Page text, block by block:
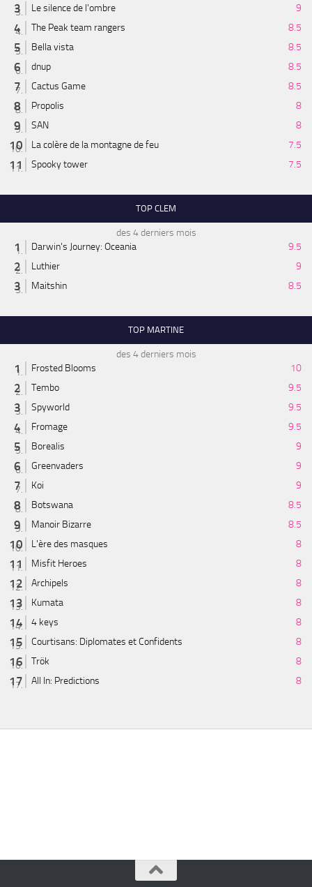
Le silence de l'ombre
9
The Peak team rangers
8.5
Bella vista
8.5
dnup
8.5
Cactus Game
8.5
Propolis
8
SAN
8
La colère de la montagne de feu
7.5
Spooky tower
7.5
TOP CLEM
des 4 derniers mois
Darwin's Journey: Oceania
9.5
Luthier
9
Maitshin
8.5
TOP MARTINE
des 4 derniers mois
Frosted Blooms
10
Tembo
9.5
Spyworld
9.5
Fromage
9.5
Borealis
9
Greenvaders
9
Koi
9
Botswana
8.5
Manoir Bizarre
8.5
L'ère des masques
8
Misfit Heroes
8
Archipels
8
Kumata
8
4 keys
8
Courtisans: Diplomates et Confidents
8
Trök
8
All In: Predictions
8